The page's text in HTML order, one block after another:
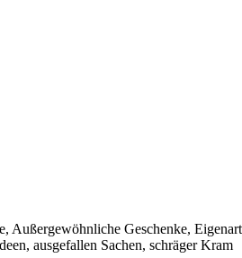
Außergewöhnliche Geschenke,
ausgefallen Sachen, schräger Kram